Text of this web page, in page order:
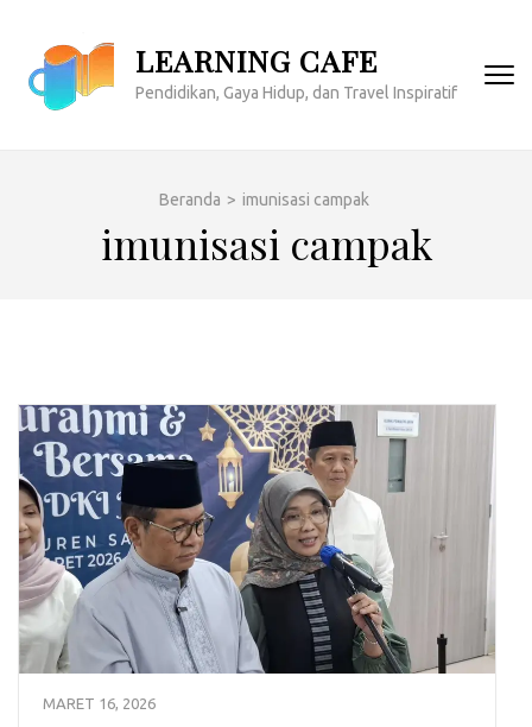
konten
(Tekan
LEARNING CAFE
Pendidikan, Gaya Hidup, dan Travel Inspiratif
Beranda > imunisasi campak
imunisasi campak
MARET 16, 2026